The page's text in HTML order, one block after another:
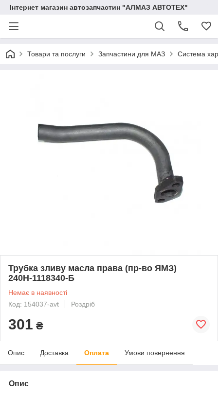
Інтернет магазин автозапчастин "АЛМАЗ АВТОТЕХ"
Товари та послуги Запчастини для МАЗ Система
Трубка зливу масла права (пр-во ЯМЗ)
240Н-1118340-Б
Немає в наявності
Код: 154037-avt
Роздріб
301 ₴
Опис Доставка Оплата Умови повернення
Опис